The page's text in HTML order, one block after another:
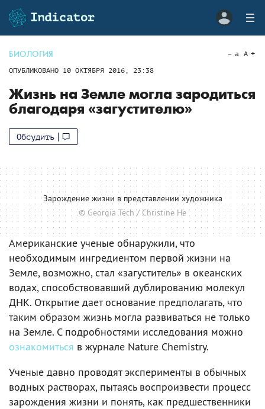
БИОЛОГИЯ
ОПУБЛИКОВАНО 10 ОКТЯБРЯ 2016, 23:38
a A
Жизнь на Земле могла зародиться
благодаря «загустителю»
Обсудить
Зарождение жизни в представлении художника
© Georgia Tech / Christine He
Американские ученые обнаружили, что
необходимым ингредиентом первой жизни на
Земле, возможно, стал «загуститель» в океанских
водах, способствовавший дублированию молекул
ДНК. Открытие дает основание предполагать, что
таким образом жизнь могла развиваться не только
на Земле. С подробностями исследования можно
ознакомиться в журнале Nature Chemistry.
Ученые давно проводят эксперименты в обычных
водных растворах, пытаясь воспроизвести процесс
зарождения жизни и понять, как предшественники